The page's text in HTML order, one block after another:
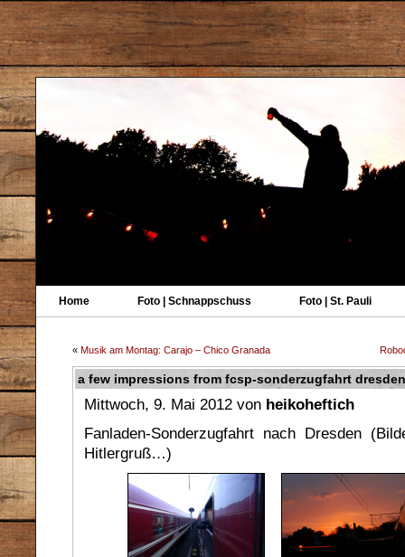
Home Foto | Schnappschuss Foto | St. Pauli
« Musik am Montag: Carajo – Chico Granada
a few impressions from fcsp-sonderzugfahrt
Mittwoch, 9. Mai 2012 von heikoheftich
Fanladen-Sonderzugfahrt nach Dresden
Hitlergruß…)